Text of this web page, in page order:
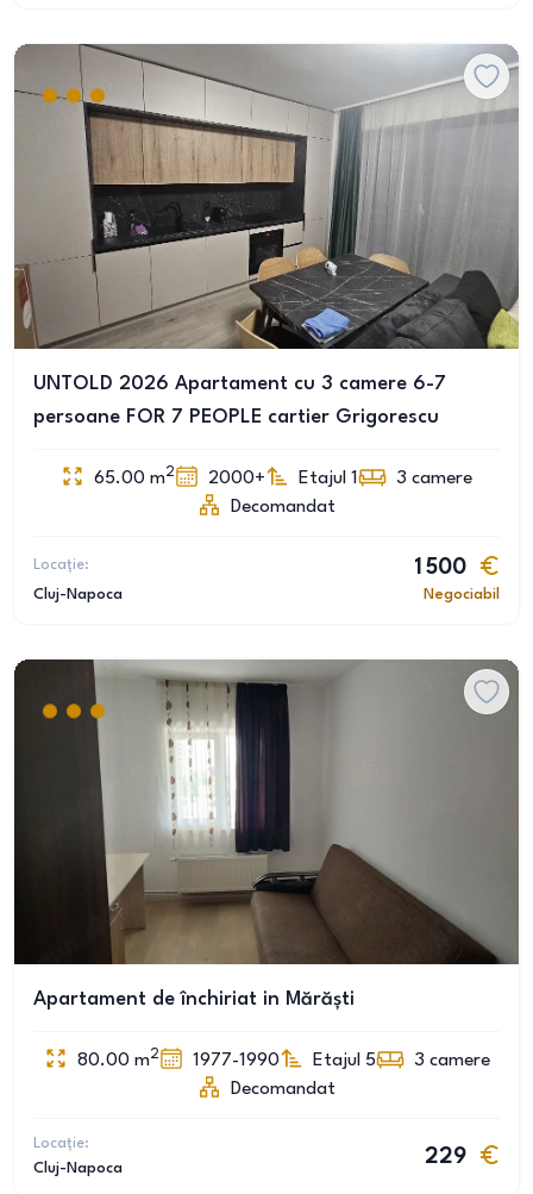
UNTOLD 2026 Apartament cu 3 camere 6-7
persoane FOR 7 PEOPLE cartier Grigorescu
65.00 m2 2000+ Etajul 1 3 camere
Decomandat
Locație:
Cluj-Napoca
1 500
Negociabil
Apartament de închiriat in Mărăști
80.00 m2 1977-1990 Etajul 5 3 camere
Decomandat
Locație:
Cluj-Napoca
229